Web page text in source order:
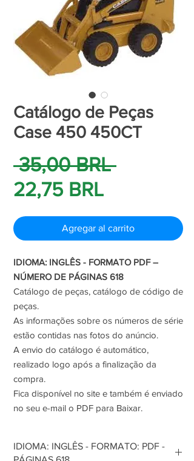
Catálogo de Peças
Case 450 450CT
35,00 BRL Precio
22,75 BRLPrecio
de
oferta
Agregar al carrito
IDIOMA: INGLÊS - FORMATO PDF –
NÚMERO DE PÁGINAS 618
Catálogo de peças, catálogo de código de
peças.
As informações sobre os números de série
estão contidas nas fotos do anúncio.
A envio do catálogo é automático,
realizado logo após a finalização da
compra.
Fica disponível no site e também é enviado
no seu e-mail o PDF para Baixar.
IDIOMA: INGLÊS - FORMATO: PDF -